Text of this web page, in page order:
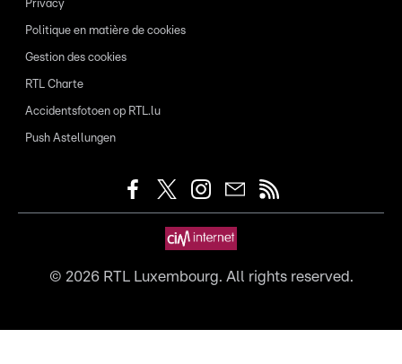
Privacy
Politique en matière de cookies
Gestion des cookies
RTL Charte
Accidentsfotoen op RTL.lu
Push Astellungen
© 2026RTL Luxembourg. All rights reserved.